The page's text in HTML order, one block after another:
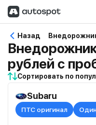
Назад
рублей с
Сортировать по
Subaru
ПТС оригинал